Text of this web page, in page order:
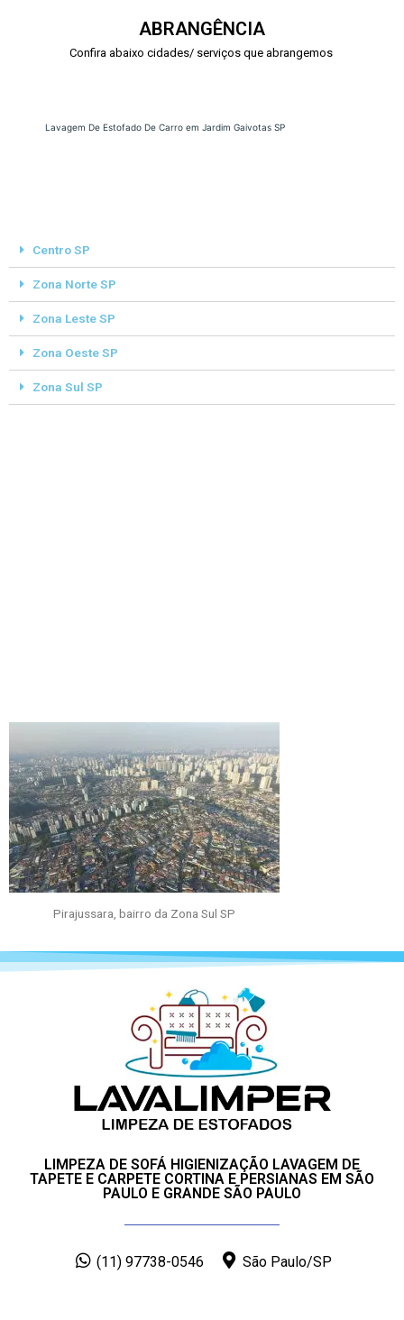
ABRANGÊNCIA
Confira abaixo cidades/ serviços que abrangemos
Lavagem De Estofado De Carro em Jardim Gaivotas SP
Centro SP
Zona Norte SP
Zona Leste SP
Zona Oeste SP
Zona Sul SP
Pirajussara, bairro da Zona Sul SP
LIMPEZA DE SOFÁ HIGIENIZAÇÃO LAVAGEM DE
TAPETE E CARPETE CORTINA E PERSIANAS EM SÃO
PAULO E GRANDE SÃO PAULO
(11) 97738-0546 São Paulo/SP